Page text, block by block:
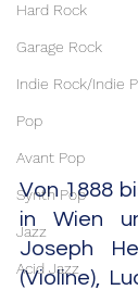
Hard Rock
Garage Rock
Indie Rock/Indie
Pop
Avant Pop
Synth Pop
Jazz
Acid Jazz
Von 1888
in Wien
Joseph
(Violine),